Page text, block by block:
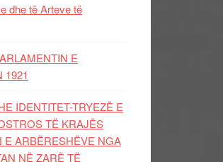
dhe të Arteve të
E
1921
IDENTITET-TRYEZË E
TË KRAJËS
E ARBËRESHËVE NGA
NË ZARË TË